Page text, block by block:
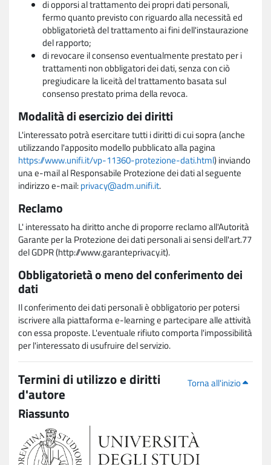
di opporsi al trattamento dei propri dati personali,
fermo quanto previsto con riguardo alla necessità ed
obbligatorietà del trattamento ai fini dell'instaurazione
del rapporto;
di revocare il consenso eventualmente prestato per i
trattamenti non obbligatori dei dati, senza con ciò
pregiudicare la liceità del trattamento basata sul
consenso prestato prima della revoca.
Modalità di esercizio dei diritti
L'interessato potrà esercitare tutti i diritti di cui sopra (anche
utilizzando l'apposito modello pubblicato alla pagina
https://www.unifi.it/vp-11360-protezione-dati.html) inviando
una e-mail al Responsabile Protezione dei dati al seguente
indirizzo e-mail:privacy@adm.unifi.it.
Reclamo
L' interessato ha diritto anche di proporre reclamo all'Autorità
Garante per la Protezione dei dati personali ai sensi dell'art.77
del GDPR (http://www.garanteprivacy.it).
Obbligatorietà o meno del conferimento dei
dati
Il conferimento dei dati personali è obbligatorio per potersi
iscrivere alla piattaforma e-learning e partecipare alle attività
con essa proposte. L'eventuale rifiuto comporta l'impossibilità
per l'interessato di usufruire del servizio.
Torna all'inizio
Termini di utilizzo e diritti
d'autore
Riassunto